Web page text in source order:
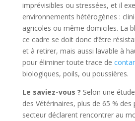
imprévisibles ou stressées, et il
environnements hétérogènes :
agricoles ou même domiciles. La
ce cadre se doit donc d’être
et à retirer, mais aussi lavable à
pour éliminer toute trace de
biologiques, poils, ou poussières.
Le saviez-vous ? Selon une
des Vétérinaires, plus de 65 %
secteur déclarent rencontrer au